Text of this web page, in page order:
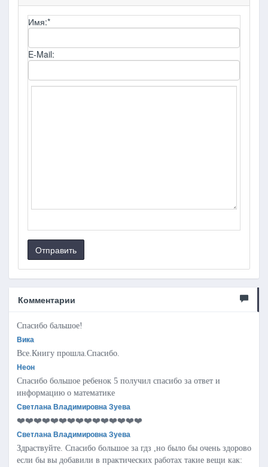
Имя:*
E-Mail:
Отправить
Комментарии
Спасибо бальшое!
Вика
Все.Книгу прошла.Спасибо.
Неон
Спасибо большое ребенок 5 получил спасибо за ответ и
информацию о математике
Светлана Владимировна Зуева
❤️❤️❤️❤️❤️❤️❤️❤️❤️❤️❤️❤️❤️❤️❤️
Светлана Владимировна Зуева
Здраствуйте. Спасибо большое за гдз ,но было бы очень здорово
если бы вы добавили в практических работах такие вещи как: